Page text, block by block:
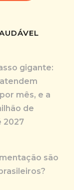
gigante:
mês, e a
de
2027
são